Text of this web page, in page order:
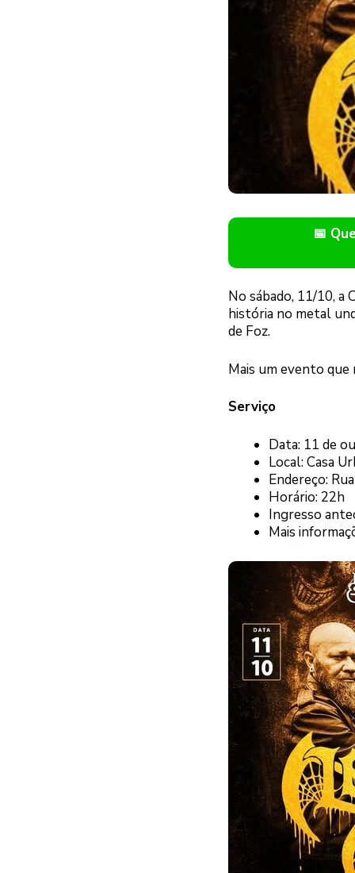
📅
No sábado, 11/10, a
história no metal
de Foz.
Mais um evento
Serviço
Data: 11 de
Local: Casa
Endereço:
Horário: 22h
Ingresso
Mais